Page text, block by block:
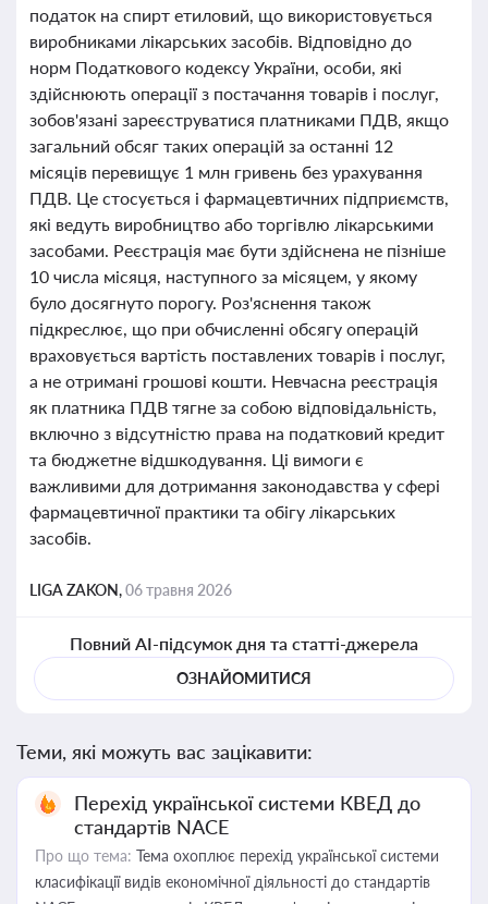
податок на спирт етиловий, що використовується
виробниками лікарських засобів. Відповідно до
норм Податкового кодексу України, особи, які
здійснюють операції з постачання товарів і послуг,
зобов'язані зареєструватися платниками ПДВ, якщо
загальний обсяг таких операцій за останні 12
місяців перевищує 1 млн гривень без урахування
ПДВ. Це стосується і фармацевтичних підприємств,
які ведуть виробництво або торгівлю лікарськими
засобами. Реєстрація має бути здійснена не пізніше
10 числа місяця, наступного за місяцем, у якому
було досягнуто порогу. Роз'яснення також
підкреслює, що при обчисленні обсягу операцій
враховується вартість поставлених товарів і послуг,
а не отримані грошові кошти. Невчасна реєстрація
як платника ПДВ тягне за собою відповідальність,
включно з відсутністю права на податковий кредит
та бюджетне відшкодування. Ці вимоги є
важливими для дотримання законодавства у сфері
фармацевтичної практики та обігу лікарських
засобів.
LIGA ZAKON,06 травня 2026
Повний AI-підсумок дня та статті-джерела
ОЗНАЙОМИТИСЯ
Теми, які можуть вас зацікавити:
Перехід української системи КВЕД до
стандартів NACE
Про що тема: Тема охоплює перехід української системи
класифікації видів економічної діяльності до стандартів